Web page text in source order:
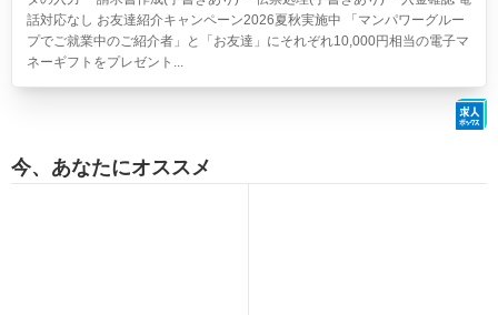
話対応なし お友達紹介キャンペーン2026夏秋実施中 「マンパワーグルー
プでご就業中のご紹介者」と「お友達」にそれぞれ10,000円相当の電子マ
ネーギフトをプレゼント...
今、あなたにオススメ